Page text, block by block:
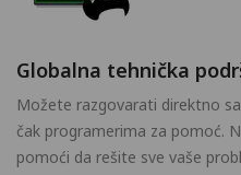
Globalna tehnička
Možete razgovarati direktno
čak programerima za pomoć.
pomoći da rešite sve vaše